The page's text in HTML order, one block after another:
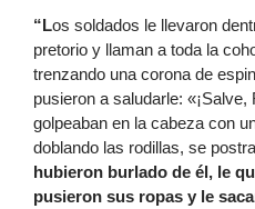
“Los soldados le llevaron
pretorio y llaman a toda la
trenzando una corona de
pusieron a saludarle:
golpeaban en la cabeza con
doblando las rodillas, se
hubieron burlado de él, le
pusieron sus ropas y le